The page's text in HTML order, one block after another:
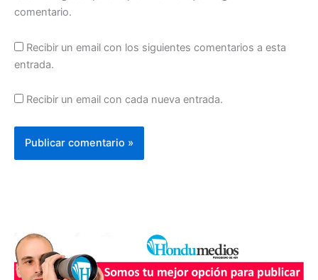
comentario.
Recibir un email con los siguientes comentarios a esta
entrada.
Recibir un email con cada nueva entrada.